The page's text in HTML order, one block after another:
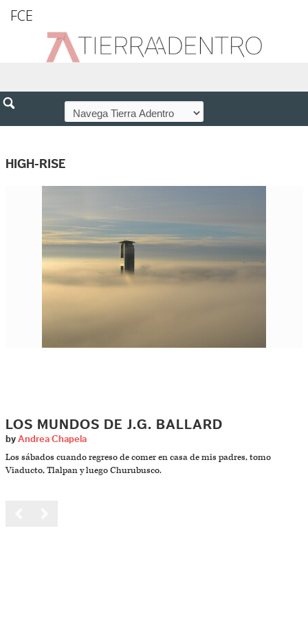
FCE
HIGH-RISE
LOS MUNDOS DE J.G. BALLARD
by Andrea Chapela
Los sábados cuando regreso de comer en casa de mis padres, tomo
Viaducto, Tlalpan y luego Churubusco.